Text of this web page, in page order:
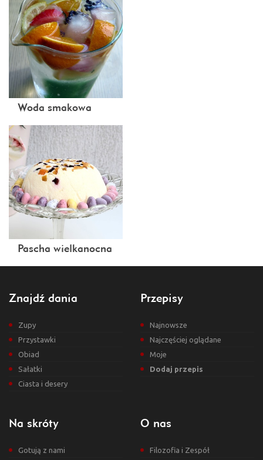
Woda smakowa
Pascha wielkanocna
Znajdź dania
Zupy
Przystawki
Obiad
Sałatki
Ciasta i desery
Przepisy
Najnowsze
Najczęściej oglądane
Moje
Dodaj przepis
Na skróty
Gotują z nami
O nas
Filozofia i Zespół